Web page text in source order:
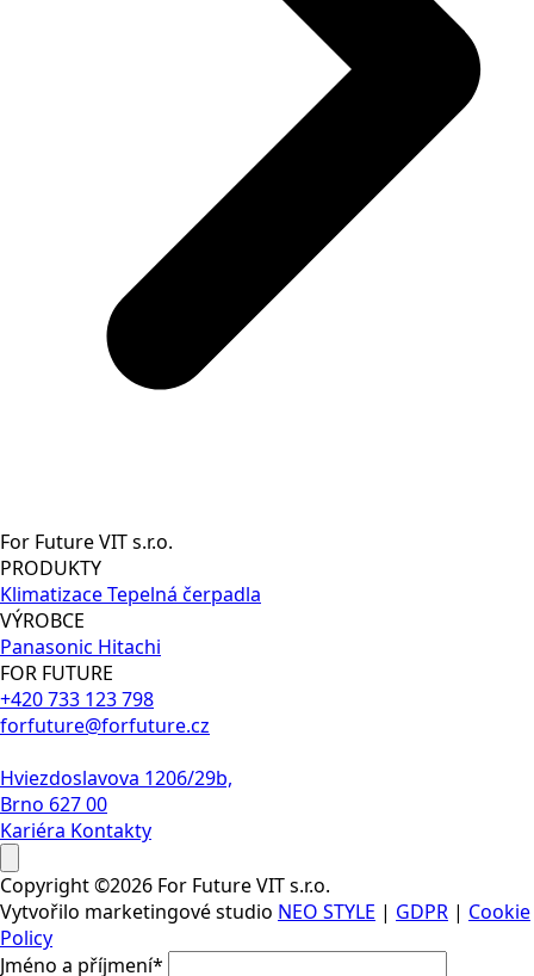
For Future VIT s.r.o.
PRODUKTY
KlimatizaceTepelná čerpadla
VÝROBCE
FOR FUTURE
+420 733 123 798
forfuture@forfuture.cz
Hviezdoslavova 1206/29b,
Brno 627 00
Kariéra